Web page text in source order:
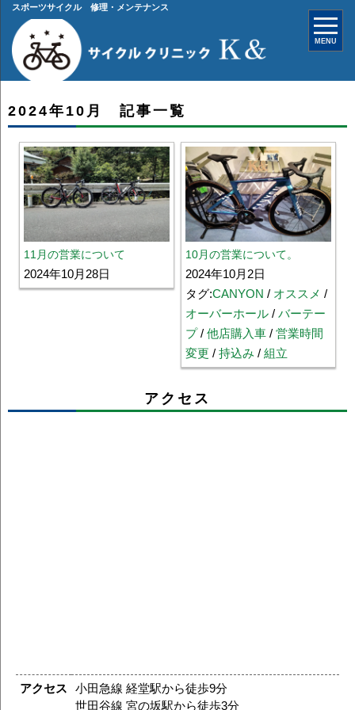
スポーツサイクル 修理・メンテナンス
MENU
2024年10月 記事一覧
11月の営業について
2024年10月28日
10月の営業について。
2024年10月2日
タグ:CANYON / オススメ /
オーバーホール / バーテー
プ/ 他店購入車 / 営業時間
変更 / 持込み / 組立
アクセス
アクセス
小田急線 経堂駅から徒歩9分
世田谷線 宮の坂駅から徒歩3分